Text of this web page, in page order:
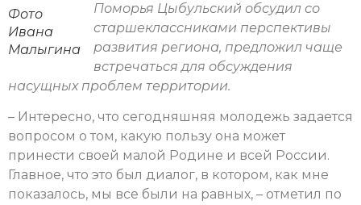
Фото
Ивана
Малыгина
Поморья Цыбульский обсудил со
старшеклассниками перспективы
развития региона, предложил чаще
встречаться для обсуждения
насущных проблем территории.
– Интересно, что сегодняшняя молодежь задается
вопросом о том, какую пользу она может
принести своей малой Родине и всей России.
Главное, что это был диалог, в котором, как мне
показалось, мы все были на равных, – отметил по